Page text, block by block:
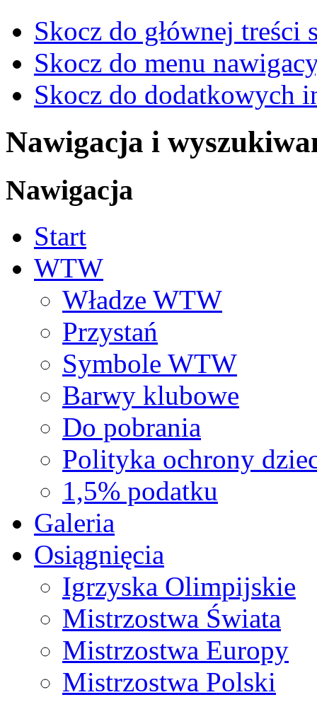
Skocz do głównej treści
Skocz do menu
Skocz do dodatkowych
Nawigacja i
Nawigacja
Start
WTW
Władze WTW
Przystań
Symbole WTW
Barwy klubowe
Do pobrania
Polityka ochrony
1,5% podatku
Galeria
Osiągnięcia
Igrzyska Olimpijskie
Mistrzostwa Świata
Mistrzostwa Europy
Mistrzostwa Polski